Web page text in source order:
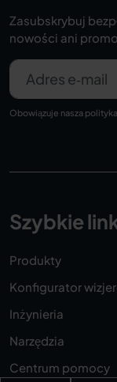
Zasubskrybuj
nowości ani
Adres e‑mail
Obowiązuje nasza
Szybkie
Produkty
Konfigurator
Inżynieria
Narzędzia
Centrum pomocy